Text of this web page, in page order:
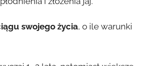
swojego życia, o ile warunki